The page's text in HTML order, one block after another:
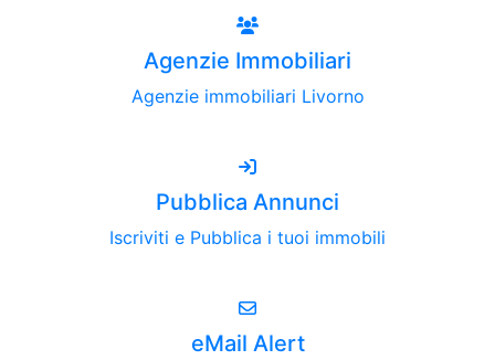
Agenzie Immobiliari
Agenzie immobiliari Livorno
Pubblica Annunci
Iscriviti e Pubblica i tuoi immobili
eMail Alert